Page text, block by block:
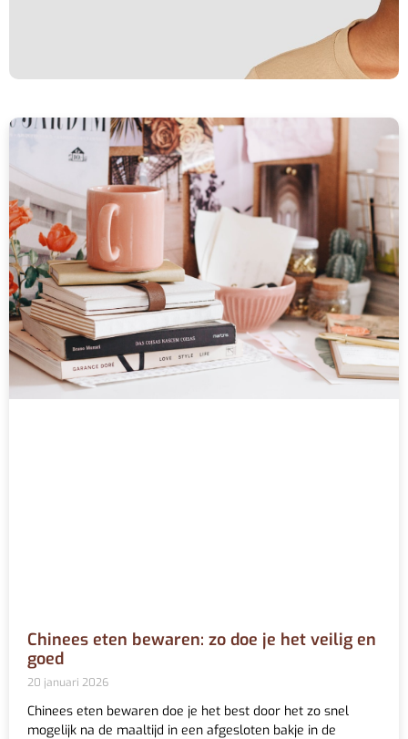
Chinees eten bewaren: zo doe je het veilig en
goed
20 januari 2026
Chinees eten bewaren doe je het best door het zo snel
mogelijk na de maaltijd in een afgesloten bakje in de